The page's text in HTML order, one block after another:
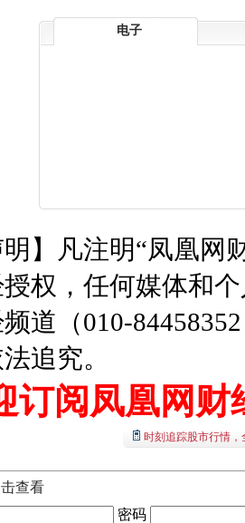
电子
明】凡注明“凤凰
权，任何媒体和
道（010-
追究。
订阅凤凰网财
时刻追踪股市行情
查看
密码